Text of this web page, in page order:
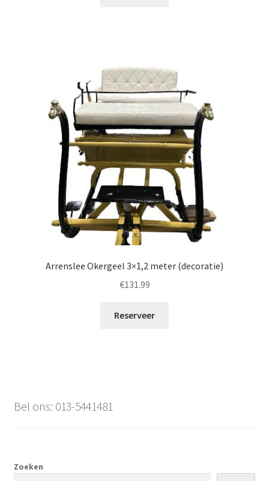
Arrenslee Okergeel 3×1,2 meter (decoratie)
€131.99
Reserveer
Bel ons: 013-5441481
Zoeken